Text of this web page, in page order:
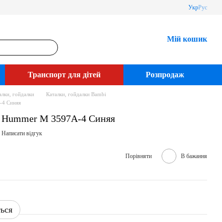
УкрРус
Мій кошик
Транспорт для дітей Розпродаж
гойдалки
Каталки, гойдалки Bambi
4 Синяя
Hummer M 3597A-4 Синяя
Написати відгук
Порівняти В бажання